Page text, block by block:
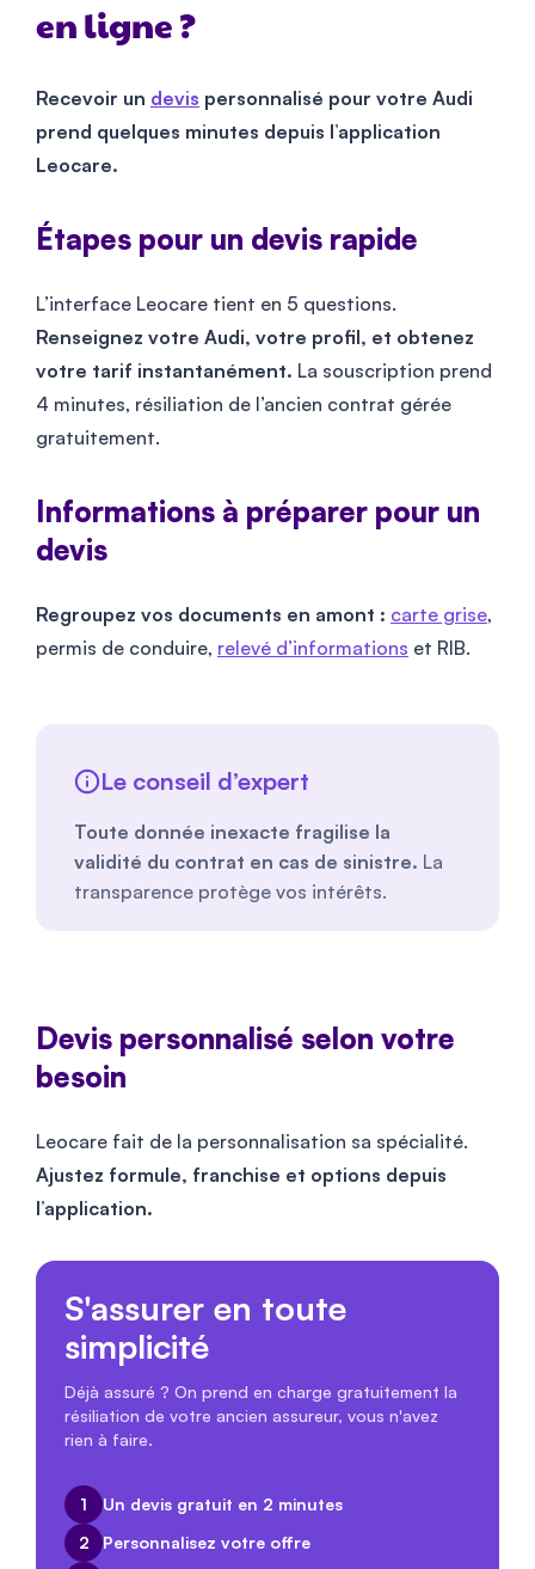
en ligne ?
Recevoir un devis personnalisé pour votre Audi
prend quelques minutes depuis l’application
Leocare.
Étapes pour un devis rapide
L’interface Leocare tient en 5 questions.
Renseignez votre Audi, votre profil, et obtenez
votre tarif instantanément. La souscription prend
4 minutes, résiliation de l’ancien contrat gérée
gratuitement.
Informations à préparer pour un
devis
Regroupez vos documents en amont : carte grise,
permis de conduire, relevé d’informations et RIB.
Le conseil d’expert
Toute donnée inexacte fragilise la
validité du contrat en cas de sinistre. La
transparence protège vos intérêts.
Devis personnalisé selon votre
besoin
Leocare fait de la personnalisation sa spécialité.
Ajustez formule, franchise et options depuis
l’application.
S'assurer en toute
simplicité
Déjà assuré ? On prend en charge gratuitement la
résiliation de votre ancien assureur, vous n'avez
rien à faire.
1
Un devis gratuit en 2 minutes
2
Personnalisez votre offre